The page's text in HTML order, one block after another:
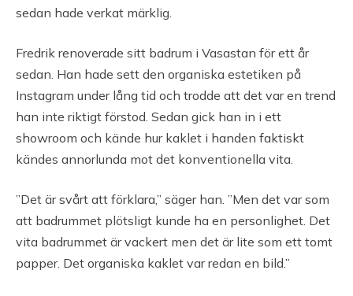
sedan hade verkat märklig.
Fredrik renoverade sitt badrum i Vasastan för ett år
sedan. Han hade sett den organiska estetiken på
Instagram under lång tid och trodde att det var en trend
han inte riktigt förstod. Sedan gick han in i ett
showroom och kände hur kaklet i handen faktiskt
kändes annorlunda mot det konventionella vita.
”Det är svårt att förklara,” säger han. ”Men det var som
att badrummet plötsligt kunde ha en personlighet. Det
vita badrummet är vackert men det är lite som ett tomt
papper. Det organiska kaklet var redan en bild.”